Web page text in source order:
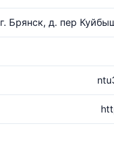
г. Брянск, д. пер